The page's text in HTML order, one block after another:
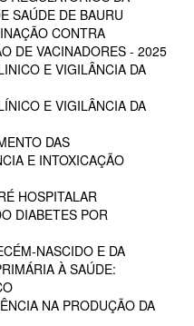
SAÚDE DE BAURU
CONTRA
DE VACINADORES - 2025
E VIGILÂNCIA DA
E VIGILÂNCIA DA
DAS
E INTOXICAÇÃO
HOSPITALAR
DIABETES POR
NASCIDO E DA
À SAÚDE:
NA PRODUÇÃO DA